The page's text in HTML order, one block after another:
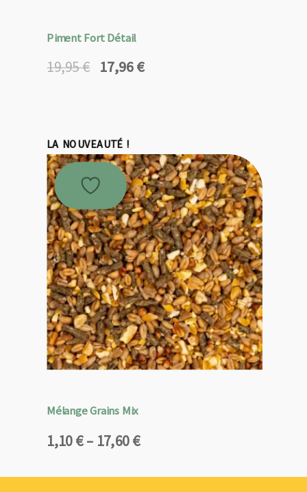
Piment Fort Détail
19,95€
Le
19,95 €.
17,96€
Le
17,96 €.
LA NOUVEAUTÉ !
Mélange Grains Mix
1,10€– 17,60€
Plage
prix :